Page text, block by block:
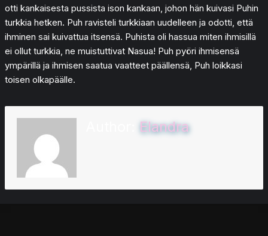
otti kankaisesta pussista ison kankaan, johon hän kuivasi Puhin
turkkia hetken. Puh ravisteli turkkiaan uudelleen ja odotti, että
ihminen sai kuivattua itsensä. Puhista oli hassua miten ihmisillä
ei ollut turkkia, ne muistuttivat Nasua! Puh pyöri ihmisensä
ympärillä ja ihmisen saatua vaatteet päällensä, Puh loikkasi
toisen olkapäälle.
Elandra